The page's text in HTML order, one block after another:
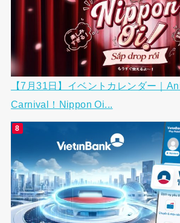
【7月31日】イベントカレンダー｜
Carnival！Nippon Oi...